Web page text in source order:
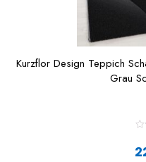
Kurzflor Design Teppich
Grau
t